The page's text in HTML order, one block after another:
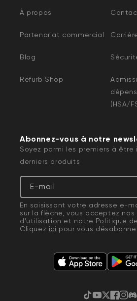
À propos
Partenariat commercial
Blog
Refurb Shop
(HSA/
Abonnez-vous à notre
Soyez parmi les premiers à être
derniers produits
E-mail
En saisissant votre adresse e-
sur la flèche, vous acceptez nos
d'utilisation et notre Politique
Cliquez ici pour vous